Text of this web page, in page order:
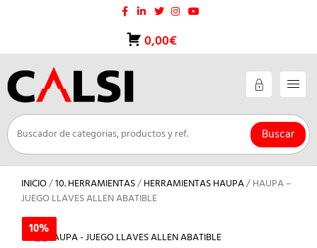
0,00€
Buscar
INICIO/10. HERRAMIENTAS/HERRAMIENTAS HAUPA/ HAUPA –
JUEGO LLAVES ALLEN ABATIBLE
10%
10%